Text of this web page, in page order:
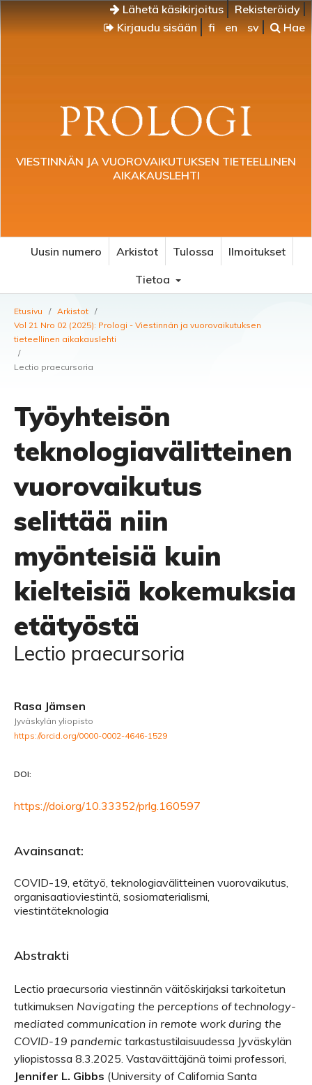
Lähetä käsikirjoitus
Rekisteröidy
Kirjaudu sisään
fi en sv Hae
VIESTINNÄN JA VUOROVAIKUTUKSEN TIETEELLINEN
AIKAKAUSLEHTI
Uusin numero Arkistot Tulossa
Ilmoitukset
Tietoa
Etusivu / Arkistot /
Vol 21 Nro 02 (2025): Prologi - Viestinnän ja vuorovaikutuksen
tieteellinen aikakauslehti
/
Lectio praecursoria
Työyhteisön
teknologiavälitteinen
vuorovaikutus
selittää niin
myönteisiä kuin
kielteisiä kokemuksia
etätyöstä
Lectio praecursoria
Rasa Jämsen
Jyväskylän yliopisto
https://orcid.org/0000-0002-4646-1529
DOI:
https://doi.org/10.33352/prlg.160597
Avainsanat:
COVID-19, etätyö, teknologiavälitteinen vuorovaikutus,
organisaatioviestintä, sosiomaterialismi,
viestintäteknologia
Abstrakti
Lectio praecursoria viestinnän väitöskirjaksi tarkoitetun
tutkimuksen Navigating the perceptions of technology-
mediated communication in remote work during the
COVID-19 pandemic tarkastustilaisuudessa Jyväskylän
yliopistossa 8.3.2025. Vastaväittäjänä toimi professori,
Jennifer L. Gibbs (University of California Santa